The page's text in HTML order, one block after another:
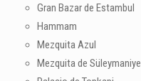
Gran Bazar de Estambul
Hammam
Mezquita Azul
Mezquita de Süleymaniye